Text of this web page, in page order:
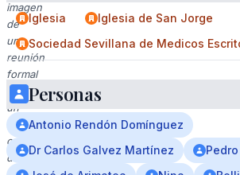
imagen
de
una
reunión
formal
en
un
salón
con
decoración
Iglesia
Iglesia de San Jorge
Sociedad Sevillana de Medicos
Personas
Antonio Rendón Domínguez
Dr Carlos Galvez Martínez